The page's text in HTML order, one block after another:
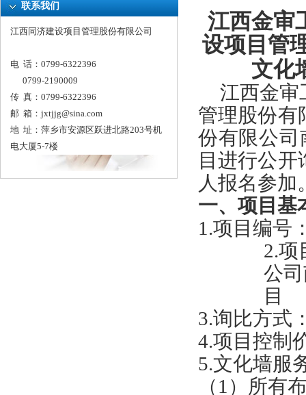
联系我们
江西同济建设项目管理股份有限公司
电 话：0799-6322396
0799-2190009
传 真：0799-6322396
邮 箱： jxtjjg@sina.com
地 址：萍乡市安源区跃进北路203号机
电大厦5-7楼
江西金审
设项目管
文化
江西金审
管理股份有
份有限公司
目进行公开
人报名参加
一、项目基
1.项目编号
2.项
公
目
3.询比方式
4.项目控制
5.文化墙服
（1）所有